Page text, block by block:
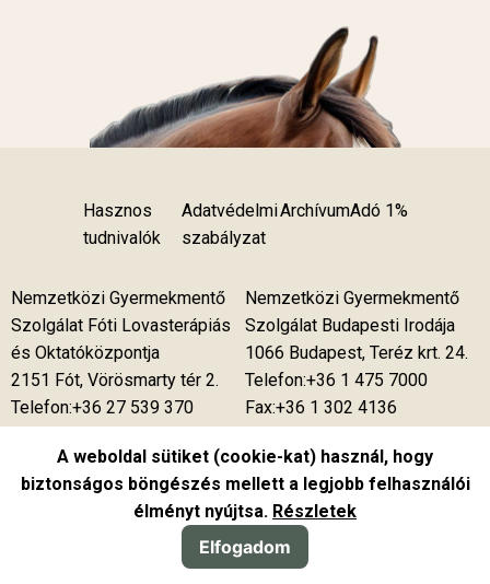
Hasznos
tudnivalók
Adatvédelmi
szabályzat
ArchívumAdó 1%
Nemzetközi Gyermekmentő
Szolgálat Fóti Lovasterápiás
és Oktatóközpontja
2151 Fót, Vörösmarty tér 2.
Telefon:+36 27 539 370
Telefon:+36 27 537 850
Fax:+36 27 539 376
Nemzetközi Gyermekmentő
Szolgálat Budapesti Irodája
1066 Budapest, Teréz krt. 24.
Telefon:+36 1 475 7000
Fax:+36 1 302 4136
Portál rendszer:ponte.hu
A weboldal sütiket (cookie-kat) használ, hogy
biztonságos böngészés mellett a legjobb felhasználói
élményt nyújtsa. Részletek
Elfogadom